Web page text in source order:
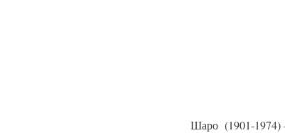
Шаро (1901-1974)